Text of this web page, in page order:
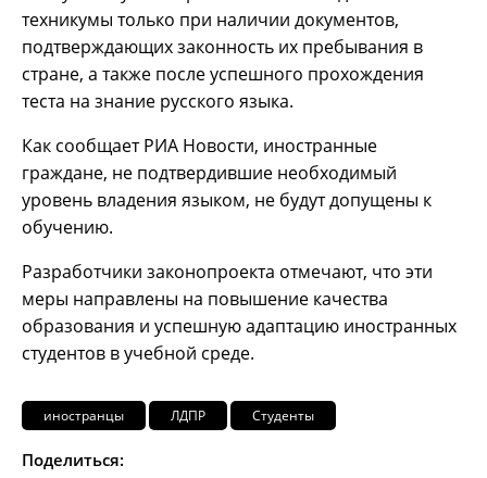
техникумы только при наличии документов,
подтверждающих законность их пребывания в
стране, а также после успешного прохождения
теста на знание русского языка.
Как сообщает РИА Новости, иностранные
граждане, не подтвердившие необходимый
уровень владения языком, не будут допущены к
обучению.
Разработчики законопроекта отмечают, что эти
меры направлены на повышение качества
образования и успешную адаптацию иностранных
студентов в учебной среде.
иностранцы ЛДПР Студенты
Поделиться: